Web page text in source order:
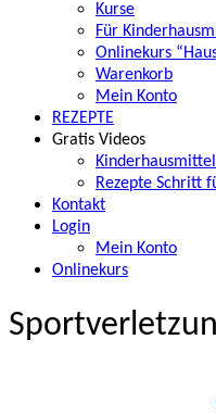
Kurse
Für
Onlinekurs
Warenkorb
Mein Konto
REZEPTE
Gratis Videos
Rezepte Schritt
Kontakt
Login
Mein Konto
Onlinekurs